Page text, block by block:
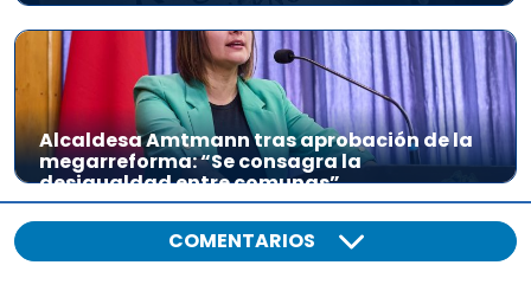
Alcaldesa Amtmann tras aprobación de la
megarreforma: “Se consagra la
desigualdad entre comunas”
COMENTARIOS